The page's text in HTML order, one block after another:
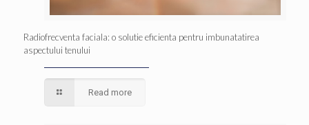
Radiofrecventa faciala: o solutie eficienta pentru imbunatatirea
aspectului tenului
Read more